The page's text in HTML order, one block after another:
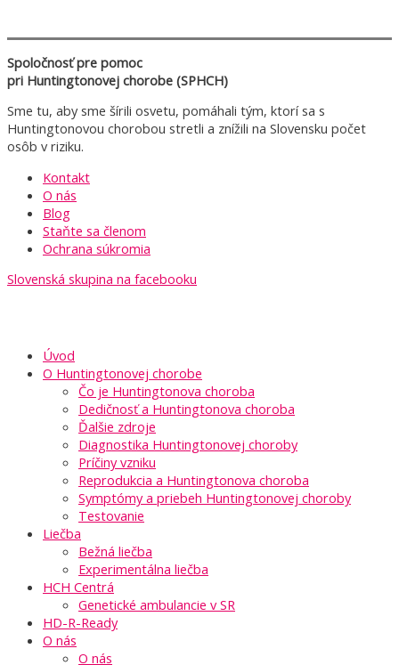
Spoločnosť pre pomoc
pri Huntingtonovej chorobe (SPHCH)
Sme tu, aby sme šírili osvetu, pomáhali tým, ktorí sa s
Huntingtonovou chorobou stretli a znížili na Slovensku počet
osôb v riziku.
Kontakt
O nás
Blog
Staňte sa členom
Ochrana súkromia
Slovenská skupina na facebooku
Úvod
O Huntingtonovej chorobe
Čo je Huntingtonova choroba
Dedičnosť a Huntingtonova choroba
Ďalšie zdroje
Diagnostika Huntingtonovej choroby
Príčiny vzniku
Reprodukcia a Huntingtonova choroba
Symptómy a priebeh Huntingtonovej choroby
Testovanie
Liečba
Bežná liečba
Experimentálna liečba
HCH Centrá
Genetické ambulancie v SR
HD-R-Ready
O nás
O nás